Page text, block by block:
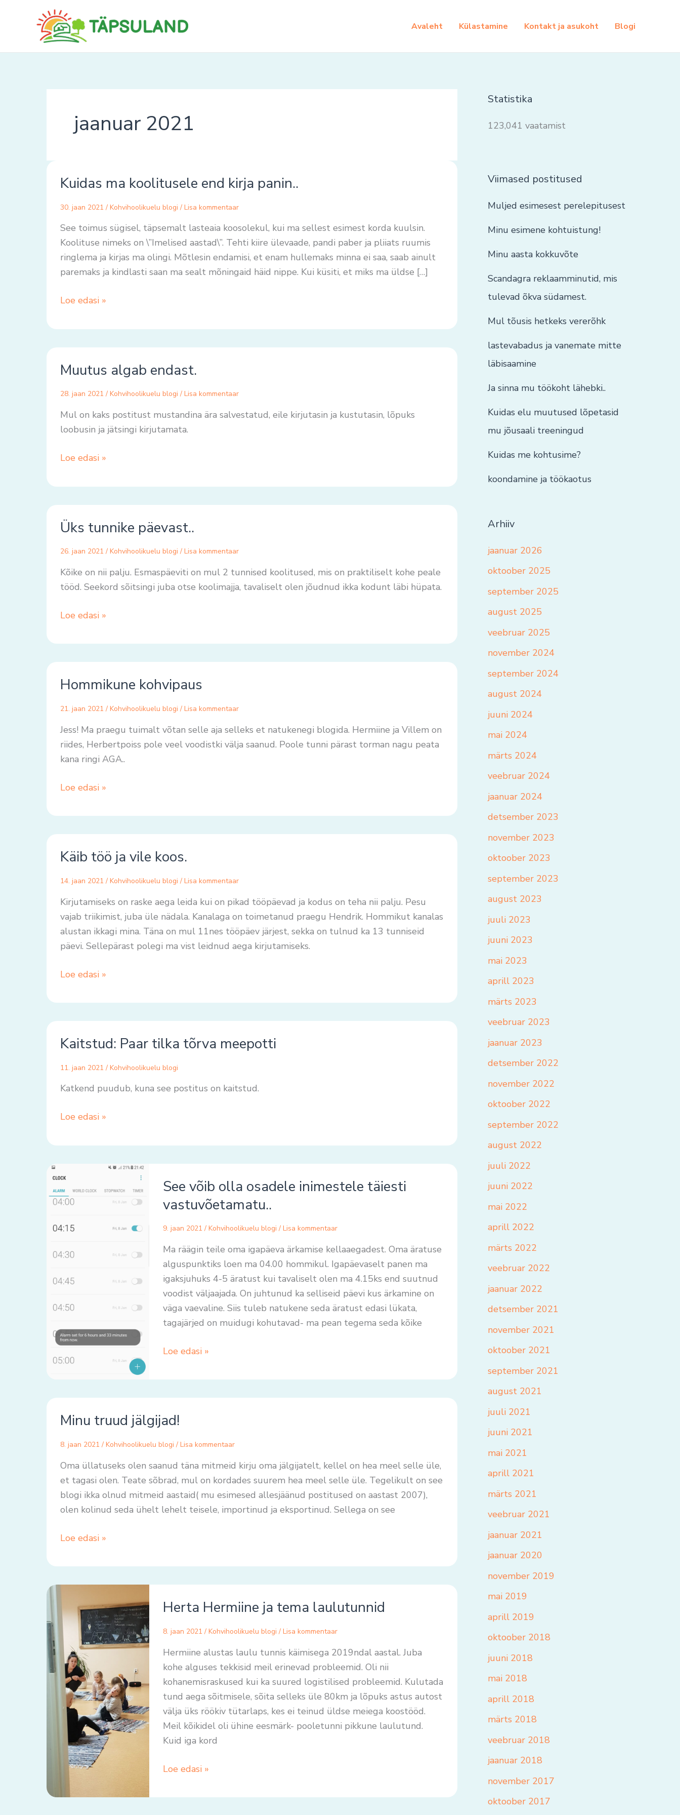
Avaleht Külastamine Kontakt ja asukoht Blogi
jaanuar 2021
Kuidas ma koolitusele end kirja panin..
30. jaan 2021 / Kohvihoolikuelu blogi / Lisa kommentaar
See toimus sügisel, täpsemalt lasteaia koosolekul, kui ma sellest esimest korda kuulsin.
Koolituse nimeks on \”Imelised aastad\”. Tehti kiire ülevaade, pandi paber ja pliiats ruumis
ringlema ja kirjas ma olingi. Mõtlesin endamisi, et enam hullemaks minna ei saa, saab ainult
paremaks ja kindlasti saan ma sealt mõningaid häid nippe. Kui küsiti, et miks ma üldse […]
ma
end
kirja
panin..
Loe edasi »
Muutus algab endast.
28. jaan 2021 / Kohvihoolikuelu blogi / Lisa kommentaar
Mul on kaks postitust mustandina ära salvestatud, eile kirjutasin ja kustutasin, lõpuks
loobusin ja jätsingi kirjutamata.
algab
Loe edasi »
Üks tunnike päevast..
26. jaan 2021 / Kohvihoolikuelu blogi / Lisa kommentaar
Kõike on nii palju. Esmaspäeviti on mul 2 tunnised koolitused, mis on praktiliselt kohe peale
tööd. Seekord sõitsingi juba otse koolimajja, tavaliselt olen jõudnud ikka kodunt läbi hüpata.
tunnike
Loe edasi »
Hommikune kohvipaus
21. jaan 2021 / Kohvihoolikuelu blogi / Lisa kommentaar
Jess! Ma praegu tuimalt võtan selle aja selleks et natukenegi blogida. Hermiine ja Villem on
riides, Herbertpoiss pole veel voodistki välja saanud. Poole tunni pärast torman nagu peata
kana ringi AGA..
kohvipaus
Loe edasi »
Käib töö ja vile koos.
14. jaan 2021 / Kohvihoolikuelu blogi / Lisa kommentaar
Kirjutamiseks on raske aega leida kui on pikad tööpäevad ja kodus on teha nii palju. Pesu
vajab triikimist, juba üle nädala. Kanalaga on toimetanud praegu Hendrik. Hommikut kanalas
alustan ikkagi mina. Täna on mul 11nes tööpäev järjest, sekka on tulnud ka 13 tunniseid
päevi. Sellepärast polegi ma vist leidnud aega kirjutamiseks.
töö
vile
koos.
Loe edasi »
Kaitstud: Paar tilka tõrva meepotti
11. jaan 2021 / Kohvihoolikuelu blogi
Katkend puudub, kuna see postitus on kaitstud.
Paar
tõrva
meepotti
Loe edasi »
See võib olla osadele inimestele täiesti
vastuvõetamatu..
9. jaan 2021 / Kohvihoolikuelu blogi / Lisa kommentaar
Ma räägin teile oma igapäeva ärkamise kellaaegadest. Oma äratuse
alguspunktiks loen ma 04.00 hommikul. Igapäevaselt panen ma
igaksjuhuks 4-5 äratust kui tavaliselt olen ma 4.15ks end suutnud
voodist väljaajada. On juhtunud ka selliseid päevi kus ärkamine on
väga vaevaline. Siis tuleb natukene seda äratust edasi lükata,
tagajärjed on muidugi kohutavad- ma pean tegema seda kõike
võib
olla
inimestele
täiesti
vastuvõetamatu..
Loe edasi »
Minu truud jälgijad!
8. jaan 2021 / Kohvihoolikuelu blogi / Lisa kommentaar
Oma üllatuseks olen saanud täna mitmeid kirju oma jälgijatelt, kellel on hea meel selle üle,
et tagasi olen. Teate sõbrad, mul on kordades suurem hea meel selle üle. Tegelikult on see
blogi ikka olnud mitmeid aastaid( mu esimesed allesjäänud postitused on aastast 2007),
olen kolinud seda ühelt lehelt teisele, importinud ja eksportinud. Sellega on see
truud
Loe edasi »
Herta Hermiine ja tema laulutunnid
8. jaan 2021 / Kohvihoolikuelu blogi / Lisa kommentaar
Hermiine alustas laulu tunnis käimisega 2019ndal aastal. Juba
kohe alguses tekkisid meil erinevad probleemid. Oli nii
kohanemisraskused kui ka suured logistilised probleemid. Kulutada
tund aega sõitmisele, sõita selleks üle 80km ja lõpuks astus autost
välja üks röökiv tütarlaps, kes ei teinud üldse meiega koostööd.
Meil kõikidel oli ühine eesmärk- pooletunni pikkune laulutund.
Kuid iga kord
Hermiine
tema
laulutunnid
Loe edasi »
Statistika
123,041 vaatamist
Viimased postitused
Muljed esimesest perelepitusest
Minu esimene kohtuistung!
Minu aasta kokkuvõte
Scandagra reklaamminutid, mis
tulevad õkva südamest.
Mul tõusis hetkeks vererõhk
lastevabadus ja vanemate mitte
läbisaamine
Ja sinna mu töökoht lähebki..
Kuidas elu muutused lõpetasid
mu jõusaali treeningud
Kuidas me kohtusime?
koondamine ja töökaotus
Arhiiv
jaanuar 2026
oktoober 2025
september 2025
august 2025
veebruar 2025
november 2024
september 2024
august 2024
juuni 2024
mai 2024
märts 2024
veebruar 2024
jaanuar 2024
detsember 2023
november 2023
oktoober 2023
september 2023
august 2023
juuli 2023
juuni 2023
mai 2023
aprill 2023
märts 2023
veebruar 2023
jaanuar 2023
detsember 2022
november 2022
oktoober 2022
september 2022
august 2022
juuli 2022
juuni 2022
mai 2022
aprill 2022
märts 2022
veebruar 2022
jaanuar 2022
detsember 2021
november 2021
oktoober 2021
september 2021
august 2021
juuli 2021
juuni 2021
mai 2021
aprill 2021
märts 2021
veebruar 2021
jaanuar 2021
jaanuar 2020
november 2019
mai 2019
aprill 2019
oktoober 2018
juuni 2018
mai 2018
aprill 2018
märts 2018
veebruar 2018
jaanuar 2018
november 2017
oktoober 2017